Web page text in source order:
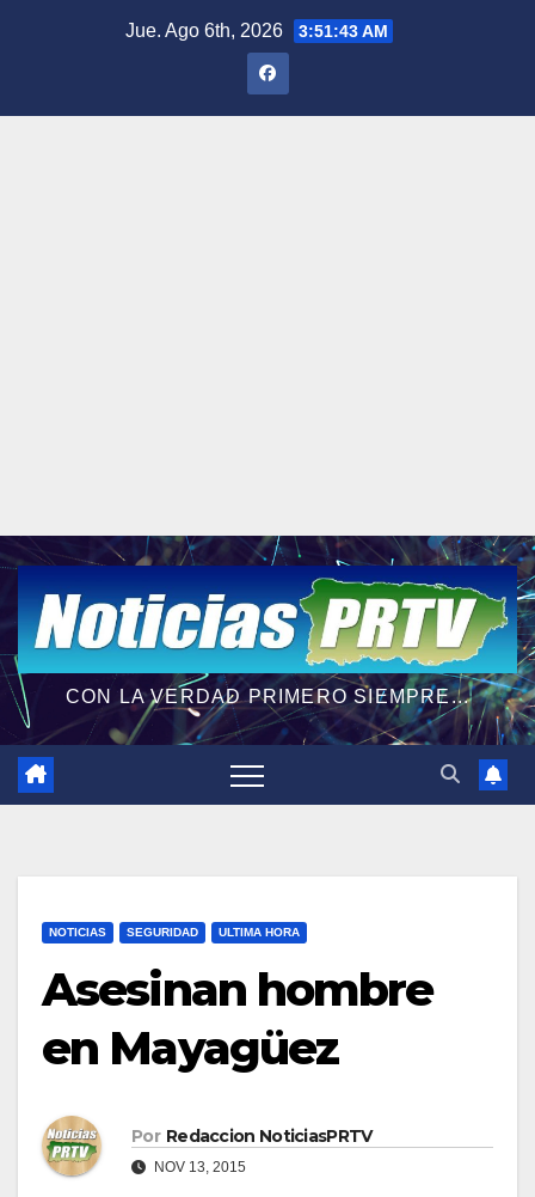
Jue. Ago 6th, 2026 3:51:44 AM
CON LA VERDAD PRIMERO SIEMPRE...
NOTICIAS SEGURIDAD ULTIMA HORA
Asesinan hombre
en Mayagüez
Por Redaccion NoticiasPRTV
NOV 13, 2015